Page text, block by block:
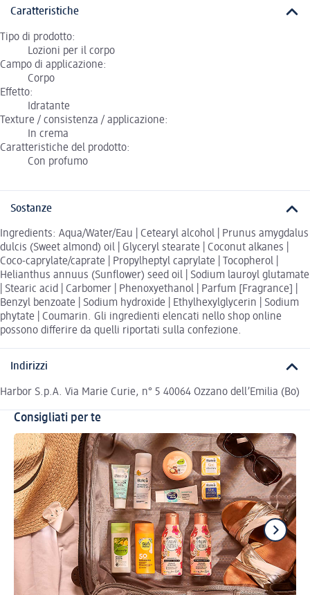
Caratteristiche
Tipo di prodotto:
Lozioni per il corpo
Campo di applicazione:
Corpo
Effetto:
Idratante
Texture / consistenza / applicazione:
In crema
Caratteristiche del prodotto:
Con profumo
Sostanze
Ingredients: Aqua/Water/Eau | Cetearyl alcohol | Prunus amygdalus
dulcis (Sweet almond) oil | Glyceryl stearate | Coconut alkanes |
Coco-caprylate/caprate | Propylheptyl caprylate | Tocopherol |
Helianthus annuus (Sunflower) seed oil | Sodium lauroyl glutamate
| Stearic acid | Carbomer | Phenoxyethanol | Parfum [Fragrance] |
Benzyl benzoate | Sodium hydroxide | Ethylhexylglycerin | Sodium
phytate | Coumarin. Gli ingredienti elencati nello shop online
possono differire da quelli riportati sulla confezione.
Indirizzi
Harbor S.p.A. Via Marie Curie, n° 5 40064 Ozzano dell’Emilia (Bo)
Consigliati per te